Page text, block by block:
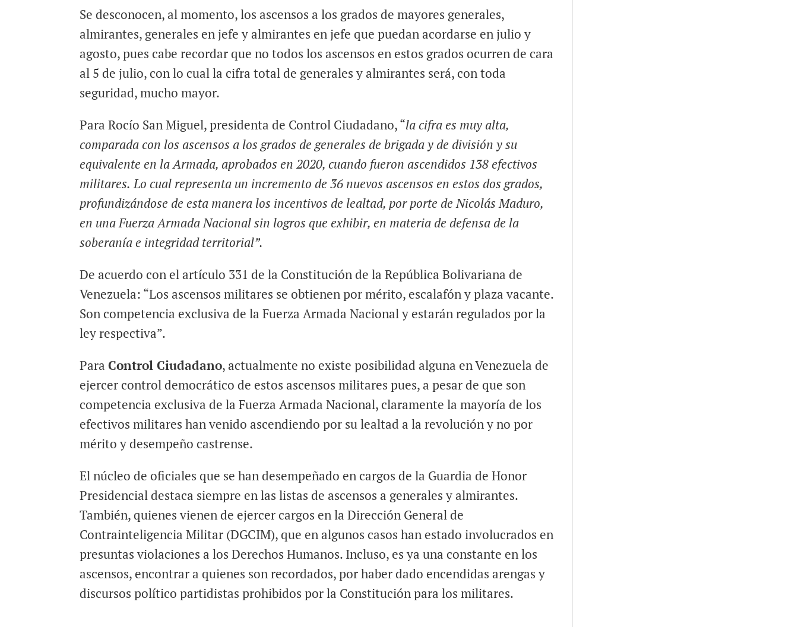
Se desconocen, al momento, los ascensos a los grados de mayores generales,
almirantes, generales en jefe y almirantes en jefe que puedan acordarse en julio y
agosto, pues cabe recordar que no todos los ascensos en estos grados ocurren de cara
al 5 de julio, con lo cual la cifra total de generales y almirantes será, con toda
seguridad, mucho mayor.
Para Rocío San Miguel, presidenta de Control Ciudadano, “la cifra es muy alta,
comparada con los ascensos a los grados de generales de brigada y de división y su
equivalente en la Armada, aprobados en 2020, cuando fueron ascendidos 138 efectivos
militares. Lo cual representa un incremento de 36 nuevos ascensos en estos dos grados,
profundizándose de esta manera los incentivos de lealtad, por porte de Nicolás Maduro,
en una Fuerza Armada Nacionalsin logros que exhibir, en materia de defensa de la
soberanía e integridad territorial”.
De acuerdo con el artículo 331 de la Constitución de la República Bolivariana de
Venezuela: “Los ascensos militares se obtienen por mérito, escalafón y plaza vacante.
Son competencia exclusiva de la Fuerza Armada Nacional y estarán regulados por la
ley respectiva”.
ParaControl Ciudadano, actualmente no existe posibilidad alguna en Venezuela de
ejercer control democrático de estos ascensos militares pues, a pesar de que son
competencia exclusiva de la Fuerza Armada Nacional, claramente la mayoría de los
efectivos militares han venido ascendiendo por su lealtad a la revolución y no por
mérito y desempeño castrense.
El núcleo de oficiales que se han desempeñado en cargos de la Guardia de Honor
Presidencial destaca siempre en las listas de ascensos a generales y almirantes.
También, quienes vienen de ejercer cargos en la Dirección General de
Contrainteligencia Militar (DGCIM), que en algunos casos han estado involucrados en
presuntas violaciones a los Derechos Humanos. Incluso, es ya una constante en los
ascensos, encontrar a quienes son recordados, por haber dado encendidas arengas y
discursos político partidistas prohibidos por la Constitución para los militares.